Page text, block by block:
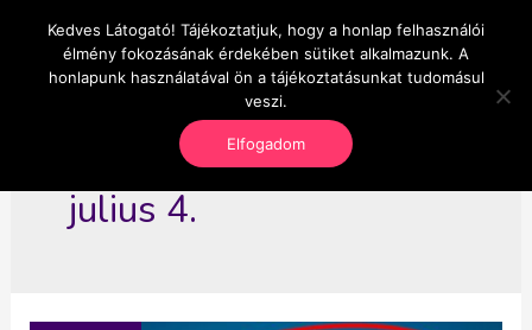
content
OnlineSeedsMan
Üzlet és szabadság
Main
julius 4.
Kedves Látogató! Tájékoztatjuk, hogy a honlap felhasználói
élmény fokozásának érdekében sütiket alkalmazunk. A
honlapunk használatával ön a tájékoztatásunkat tudomásul
veszi.
Elfogadom